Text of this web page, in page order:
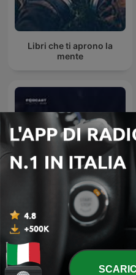
Libri che ti aprono la
mente
أغرب القضايا